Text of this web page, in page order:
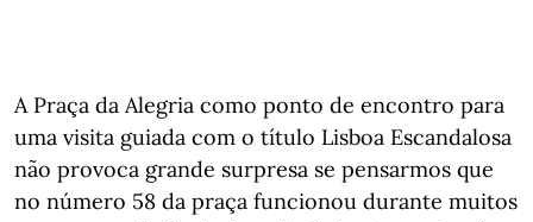
A Praça da Alegria como ponto de encontro para
uma visita guiada com o título Lisboa Escandalosa
não provoca grande surpresa se pensarmos que
no número 58 da praça funcionou durante muitos